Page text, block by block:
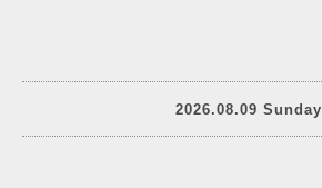
2026.08.09 Sunday